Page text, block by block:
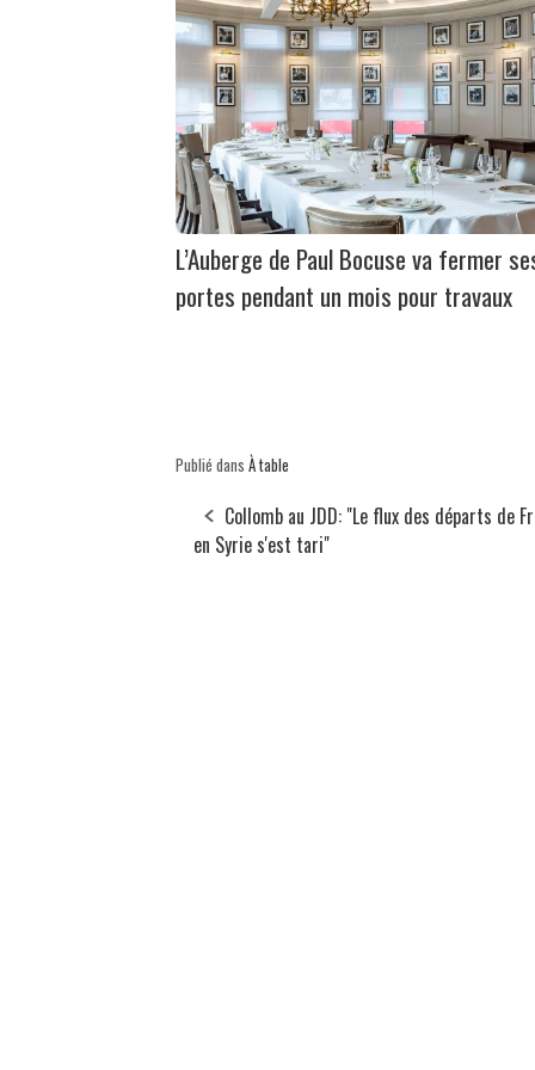
L’Auberge de Paul Bocuse va fermer
portes pendant un mois pour travaux
Publié dans À table
Collomb au JDD: "Le flux des départs de
en Syrie s'est tari"